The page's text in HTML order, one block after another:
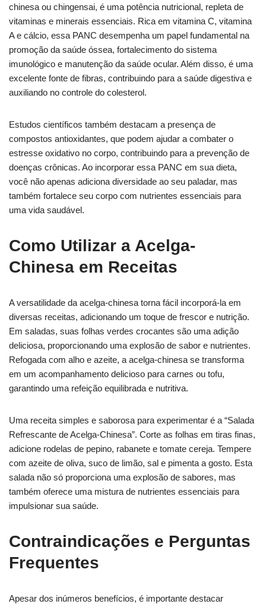
chinesa ou chingensai, é uma potência nutricional, repleta de
vitaminas e minerais essenciais. Rica em vitamina C, vitamina
A e cálcio, essa PANC desempenha um papel fundamental na
promoção da saúde óssea, fortalecimento do sistema
imunológico e manutenção da saúde ocular. Além disso, é uma
excelente fonte de fibras, contribuindo para a saúde digestiva e
auxiliando no controle do colesterol.
Estudos científicos também destacam a presença de
compostos antioxidantes, que podem ajudar a combater o
estresse oxidativo no corpo, contribuindo para a prevenção de
doenças crônicas. Ao incorporar essa PANC em sua dieta,
você não apenas adiciona diversidade ao seu paladar, mas
também fortalece seu corpo com nutrientes essenciais para
uma vida saudável.
Como Utilizar a Acelga-
Chinesa em Receitas
A versatilidade da acelga-chinesa torna fácil incorporá-la em
diversas receitas, adicionando um toque de frescor e nutrição.
Em saladas, suas folhas verdes crocantes são uma adição
deliciosa, proporcionando uma explosão de sabor e nutrientes.
Refogada com alho e azeite, a acelga-chinesa se transforma
em um acompanhamento delicioso para carnes ou tofu,
garantindo uma refeição equilibrada e nutritiva.
Uma receita simples e saborosa para experimentar é a “Salada
Refrescante de Acelga-Chinesa”. Corte as folhas em tiras finas,
adicione rodelas de pepino, rabanete e tomate cereja. Tempere
com azeite de oliva, suco de limão, sal e pimenta a gosto. Esta
salada não só proporciona uma explosão de sabores, mas
também oferece uma mistura de nutrientes essenciais para
impulsionar sua saúde.
Contraindicações e Perguntas
Frequentes
Apesar dos inúmeros benefícios, é importante destacar